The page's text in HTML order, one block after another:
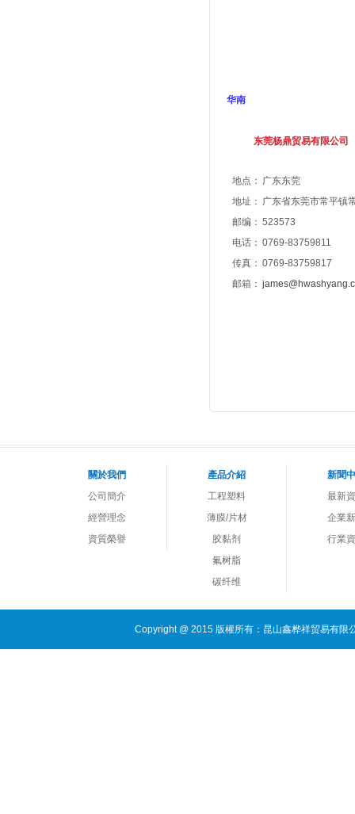
华南
东莞杨鼎贸易有限公司
地点： 广东东莞
地址： 广东省东莞市常平镇
邮编： 523573
电话： 0769-83759811
传真： 0769-83759817
邮箱：
關於我們
公司簡介
經營理念
資質榮譽
產品介紹
工程塑料
薄膜/片材
胶黏剂
氟树脂
碳纤维
新聞
最新
企業
行業
Copyright @ 2015 版權所有：昆山鑫桦祥贸易有